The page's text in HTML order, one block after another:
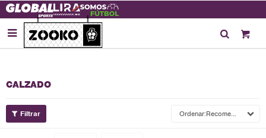

CALZADO
Recomendados